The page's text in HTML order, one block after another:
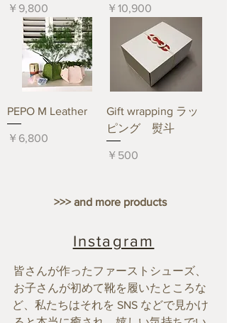
価格
￥9,800 価格
￥10,900
PEPO M Leather
価格
￥6,800
Gift wrapping ラッ
ピング 熨斗
価格
￥500
>>> and more products
Instagram
皆さんが作ったファーストシューズ、
お子さんが初めて靴を履いたところな
ど、私たちはそれを SNS などで見かけ